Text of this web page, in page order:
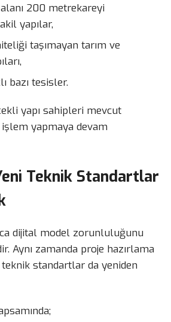
200 metrekareyi
yapılar,
taşımayan tarım ve
bazı tesisler.
yapı sahipleri mevcut
yapmaya devam
Teknik Standartlar
dijital model zorunluluğunu
Aynı zamanda proje hazırlama
standartlar da yeniden